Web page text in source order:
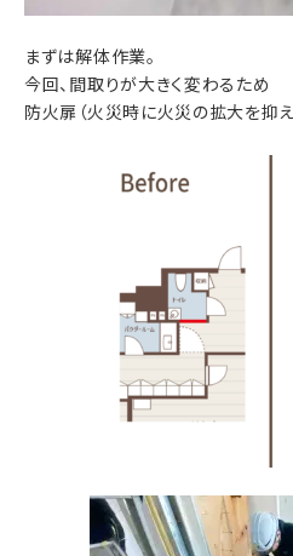
まずは解体作業。
今回、間取りが大きく変わるため
防火扉（火災時に火災の拡大を抑え